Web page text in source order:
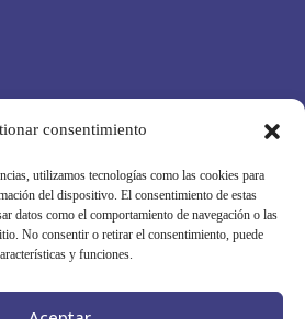
consentimiento
utilizamos tecnologías como las cookies para
del dispositivo. El consentimiento de estas
datos como el comportamiento de navegación o las
No consentir o retirar el consentimiento, puede
y funciones.